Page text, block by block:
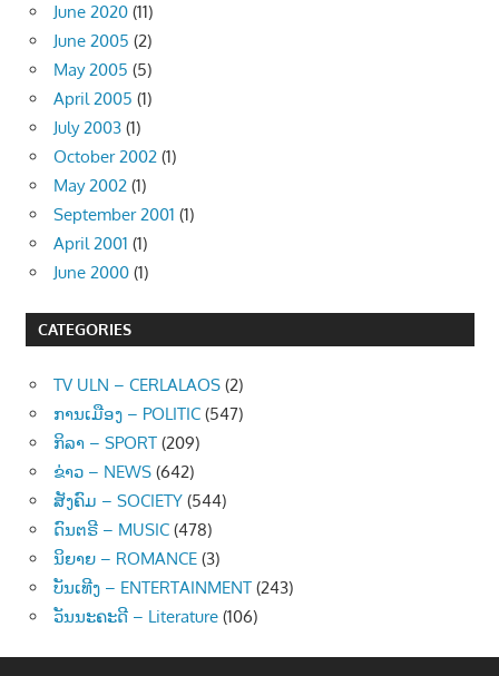
June 2020 (11)
June 2005 (2)
May 2005 (5)
April 2005 (1)
July 2003 (1)
October 2002 (1)
May 2002 (1)
September 2001 (1)
April 2001 (1)
June 2000 (1)
CATEGORIES
TV ULN – CERLALAOS (2)
ການເມືອງ – POLITIC (547)
ກິລາ – SPORT (209)
ຂ່າວ – NEWS (642)
ສັງຄົມ – SOCIETY (544)
ດົນຕຣີ – MUSIC (478)
ນິຍາຍ – ROMANCE (3)
ບັນເທີງ – ENTERTAINMENT (243)
ວັນນະຄະດີ – Literature (106)